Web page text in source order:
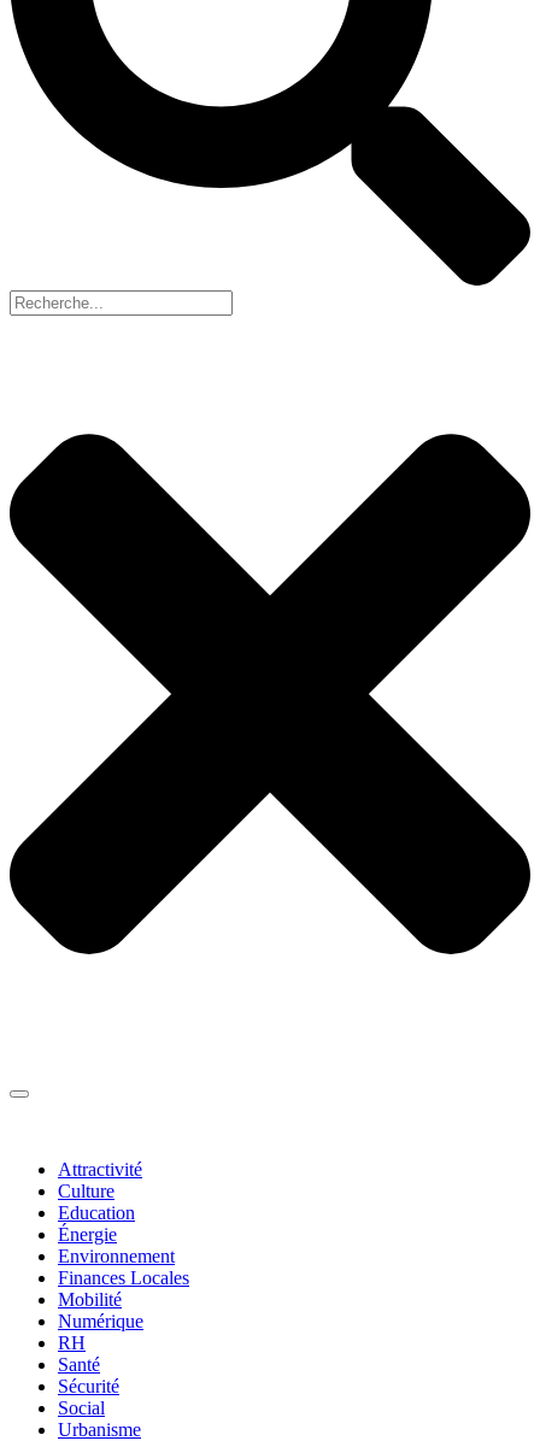
Attractivité
Culture
Education
Énergie
Environnement
Finances Locales
Mobilité
Numérique
RH
Santé
Sécurité
Social
Urbanisme